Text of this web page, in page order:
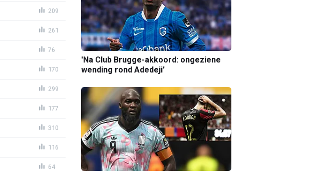
209
261
76
170
299
177
310
116
64
'Na Club Brugge-akkoord: ongeziene
wending rond Adedeji'